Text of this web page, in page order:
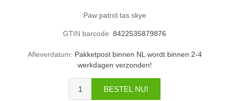
Paw patrol tas skye
GTIN barcode: 8422535879876
Afleverdatum: Pakketpost binnen NL wordt binnen 2-4
werkdagen verzonden!